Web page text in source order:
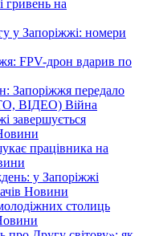
гривень на
у Запоріжжі: номери
FPV-дрон вдарив по
Запоріжжя передало
ВІДЕО) Війна
завершується
працівника на
у Запоріжжі
Новини
столиць